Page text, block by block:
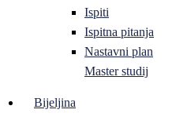
Ispiti
Ispitna pitanja
Nastavni plan
Master studij
Bijeljina